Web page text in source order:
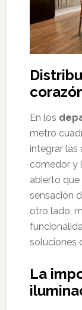
En los
metro
integrar las
comedor y
abierto
sensación
otro lado,
soluciones
La